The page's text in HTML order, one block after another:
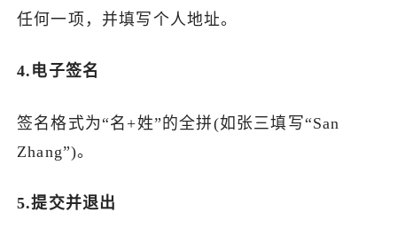
任何一项，并填写个人地址。
4.电子签名
签名格式为“名+姓”的全拼(如张三填写“San
Zhang”)。
5.提交并退出